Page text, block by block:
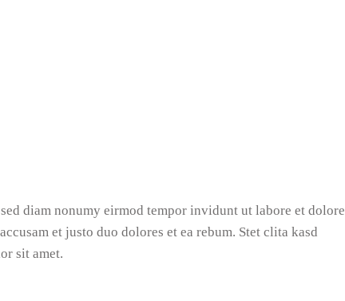
diam nonumy eirmod tempor invidunt ut labore et dolore
et justo duo dolores et ea rebum. Stet clita kasd
sit amet.